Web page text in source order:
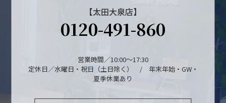
【太田大泉店】
0120-491-860
営業時間／10:00～17:30
定休日／水曜日・祝日（土日除く） / 年末年始・GW・
夏季休業あり